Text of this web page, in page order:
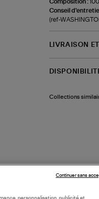
Composition :
Conseil
(ref-
LIVRAISON
Collections
personnalisation, publicité et
Continuer sans